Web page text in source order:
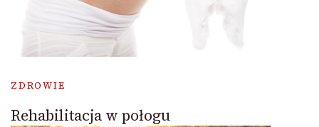
ZDROWIE
Rehabilitacja w połogu